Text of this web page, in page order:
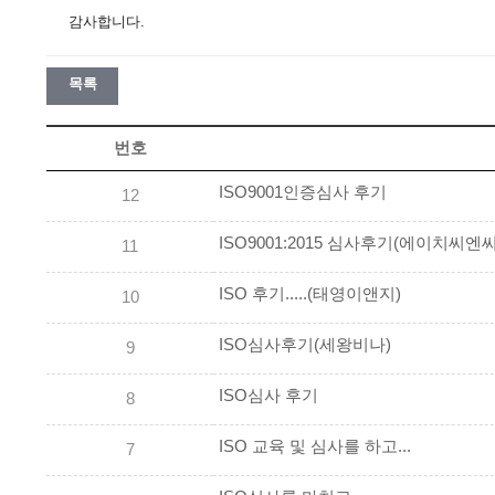
감사합니다.
목록
번호
12 ISO9001인증심사 후기
11 ISO9001:2015 심사후기(에이치씨엔
10 ISO 후기.....(태영이앤지)
9 ISO심사후기(세왕비나)
8 ISO심사 후기
7 ISO 교육 및 심사를 하고...